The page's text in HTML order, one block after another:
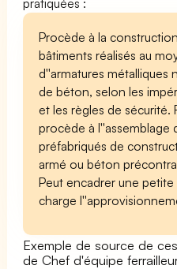
Procède à la
bâtiments réalisés au
d''armatures métalliques
de béton, selon les
et les règles de sécurité.
procède à l''assemblage
préfabriqués de
armé ou béton
Peut encadrer une
charge
Exemple de source de
de Chef d'équipe